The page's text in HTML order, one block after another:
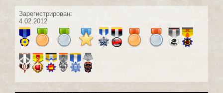
Зарегистрирован:
4.02.2012